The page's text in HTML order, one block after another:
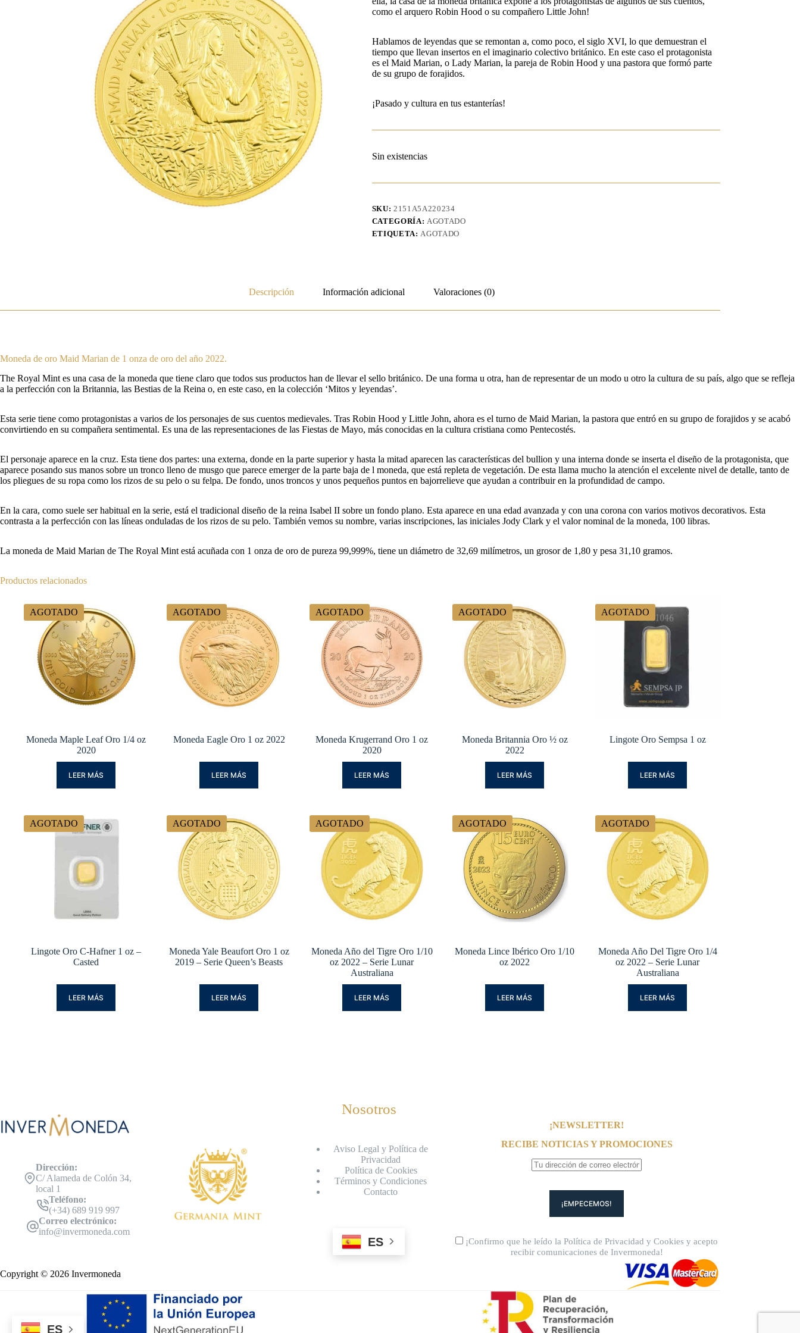
como el arquero Robin Hood o su compañero Little John!
Hablamos de leyendas que se remontan a, como poco, el siglo XVI, lo que demuestran el
tiempo que llevan insertos en el imaginario colectivo británico. En este caso el protagonista
es el Maid Marian, o Lady Marian, la pareja de Robin Hood y una pastora que formó parte
de su grupo de forajidos.
¡Pasado y cultura en tus estanterías!
Sin existencias
SKU:2151A5A220234
CATEGORÍA: AGOTADO
ETIQUETA:AGOTADO
Descripción Información adicional Valoraciones (0)
Moneda de oro Maid Marian de 1 onza de oro del año 2022.
The Royal Mint es una casa de la moneda que tiene claro que todos sus productos han de llevar el sello británico. De una forma u otra, han de representar de un modo u otro la cultura de su país, algo que se refleja
a la perfección con la Britannia, las Bestias de la Reina o, en este caso, en la colección ‘Mitos y leyendas’.
Esta serie tiene como protagonistas a varios de los personajes de sus cuentos medievales. Tras Robin Hood y Little John, ahora es el turno de Maid Marian, la pastora que entró en su grupo de forajidos y se acabó
convirtiendo en su compañera sentimental. Es una de las representaciones de las Fiestas de Mayo, más conocidas en la cultura cristiana como Pentecostés.
El personaje aparece en la cruz. Esta tiene dos partes: una externa, donde en la parte superior y hasta la mitad aparecen las características del bullion y una interna donde se inserta el diseño de la protagonista, que
aparece posando sus manos sobre un tronco lleno de musgo que parece emerger de la parte baja de l moneda, que está repleta de vegetación. De esta llama mucho la atención el excelente nivel de detalle, tanto de
los pliegues de su ropa como los rizos de su pelo o su felpa. De fondo, unos troncos y unos pequeños puntos en bajorrelieve que ayudan a contribuir en la profundidad de campo.
En la cara, como suele ser habitual en la serie, está el tradicional diseño de la reina Isabel II sobre un fondo plano. Esta aparece en una edad avanzada y con una corona con varios motivos decorativos. Esta
contrasta a la perfección con las líneas onduladas de los rizos de su pelo. También vemos su nombre, varias inscripciones, las iniciales Jody Clark y el valor nominal de la moneda, 100 libras.
La moneda de Maid Marian de The Royal Mint está acuñada con 1 onza de oro de pureza 99,999%, tiene un diámetro de 32,69 milímetros, un grosor de 1,80 y pesa 31,10 gramos.
Productos relacionados
AGOTADO
Moneda Maple Leaf Oro 1/4 oz
2020
LEER MÁS
AGOTADO
Moneda Eagle Oro 1 oz 2022
LEER MÁS
AGOTADO
Moneda Krugerrand Oro 1 oz
2020
LEER MÁS
AGOTADO
Moneda Britannia Oro ½ oz
2022
LEER MÁS
AGOTADO
Lingote Oro Sempsa 1 oz
LEER MÁS
AGOTADO
Lingote Oro C-Hafner 1 oz –
Casted
LEER MÁS
AGOTADO
Moneda Yale Beaufort Oro 1 oz
2019 – Serie Queen’s Beasts
LEER MÁS
AGOTADO
Moneda Año del Tigre Oro 1/10
oz 2022 – Serie Lunar
Australiana
LEER MÁS
AGOTADO
Moneda Lince Ibérico Oro 1/10
oz 2022
LEER MÁS
AGOTADO
Moneda Año Del Tigre Oro 1/4
oz 2022 – Serie Lunar
Australiana
LEER MÁS
Dirección:
C/ Alameda de Colón 34,
local 1
Teléfono:
(+34) 689 919 997
Correo electrónico:
info@invermoneda.com
Nosotros
Aviso Legal y Política de
Privacidad
Política de Cookies
Términos y Condiciones
Contacto
ES
¡NEWSLETTER!
RECIBE NOTICIAS Y PROMOCIONES
¡Confirmo que he leído laPolítica de Privacidad yCookies y acepto
recibir comunicaciones de Invermoneda!
Copyright © 2026 Invermoneda
ES